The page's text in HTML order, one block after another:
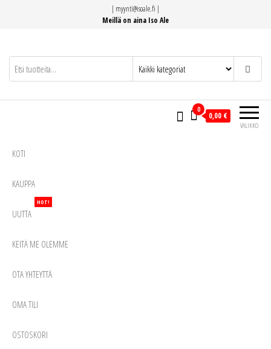
| myynti@isoale.fi |
Meillä on aina Iso Ale
VALIKKO
0
0,00 €
KOTI
KAUPPA
UUTTA
HOT!
KEITÄ ME OLEMME
OTA YHTEYTTÄ
OMA TILI
OSTOSKORI